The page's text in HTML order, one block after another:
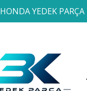
HONDA YEDEK PARÇA
1 2 3 4